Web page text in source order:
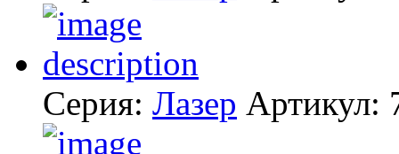
Серия: Лазер Артикул: